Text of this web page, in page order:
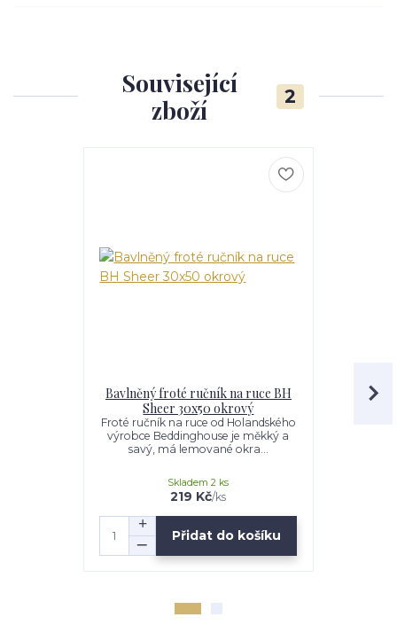
Související
zboží
2
Bavlněný froté ručník na ruce BH
Sheer 30x50 okrový
Froté ručník na ruce od Holandského
výrobce Beddinghouse je měkký a
savý, má lemované okra...
219 Kč/ks
Skladem 2 ks
Přidat do košíku
Bavlněné